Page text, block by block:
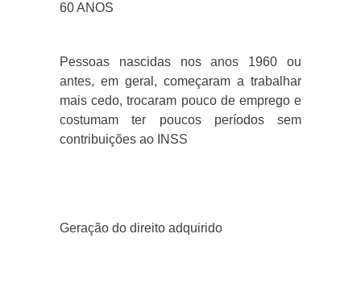
60 ANOS
Pessoas nascidas nos anos 1960 ou
antes, em geral, começaram a trabalhar
mais cedo, trocaram pouco de emprego e
costumam ter poucos períodos sem
contribuições ao INSS
Geração do direito adquirido